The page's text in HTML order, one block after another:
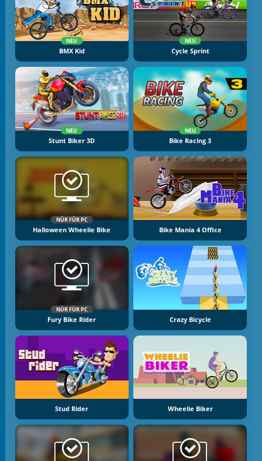
NEU
BMX Kid
NEU
Cycle Sprint
NEU
Stunt Biker 3D
NEU
Bike Racing 3
NÜR FÜR PC
Halloween Wheelie Bike Bike Mania 4 Office
NÜR FÜR PC
Fury Bike Rider Crazy Bicycle
Stud Rider Wheelie Biker